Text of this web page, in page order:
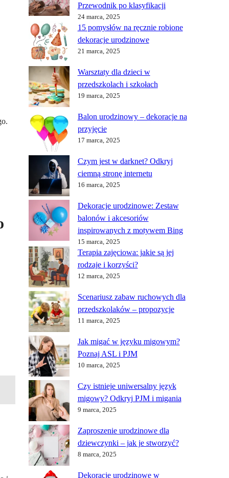
Przewodnik po klasyfikacji
24 marca, 2025
15 pomysłów na ręcznie robione
dekoracje urodzinowe
21 marca, 2025
Warsztaty dla dzieci w
przedszkolach i szkołach
19 marca, 2025
Balon urodzinowy – dekoracje na
przyjęcie
17 marca, 2025
Czym jest w darknet? Odkryj
ciemną stronę internetu
16 marca, 2025
Dekoracje urodzinowe: Zestaw
balonów i akcesoriów
inspirowanych z motywem Bing
15 marca, 2025
Terapia zajęciowa: jakie są jej
rodzaje i korzyści?
12 marca, 2025
Scenariusz zabaw ruchowych dla
przedszkolaków – propozycje
11 marca, 2025
Jak migać w języku migowym?
Poznaj ASL i PJM
10 marca, 2025
Czy istnieje uniwersalny język
migowy? Odkryj PJM i migania
9 marca, 2025
Zaproszenie urodzinowe dla
dziewczynki – jak je stworzyć?
8 marca, 2025
Dekoracje urodzinowe w